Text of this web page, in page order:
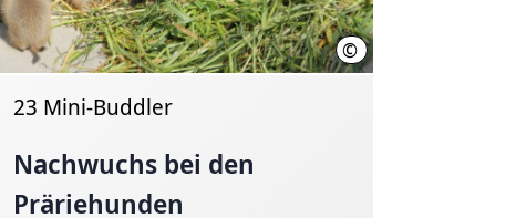
© Erlebnis-Zoo Hannover
23 Mini-Buddler
Nachwuchs bei den
Präriehunden